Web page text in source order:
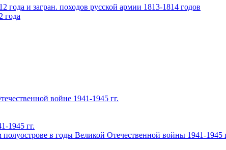
и загран. походов русской армии 1813-1814 годов
года
войне 1941-1945 гг.
1945 гг.
в годы Великой Отечественной войны 1941-1945